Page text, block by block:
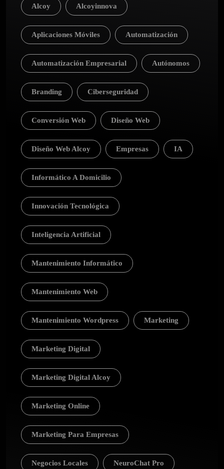
Alcoy Alcoyinnova
Aplicaciones Móviles Automatización
Automatización Empresarial Autónomos
Branding Ciberseguridad
Conversión Web Diseño Web
Diseño Web Alcoy Empresas IA
Informático A Domicilio
Innovación Tecnológica
Inteligencia Artificial
Mantenimiento Informático
Mantenimiento Web
Mantenimiento Wordpress Marketing
Marketing Digital
Marketing Digital Alcoy
Marketing Online
Marketing Para Empresas
Negocios Locales NeuroChat Pro